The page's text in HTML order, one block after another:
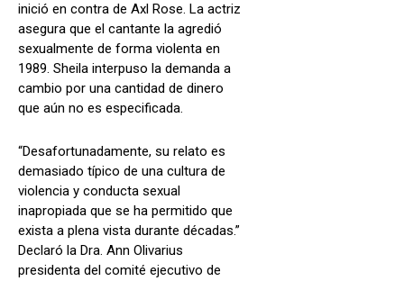
inició en contra de Axl Rose. La actriz
asegura que el cantante la agredió
sexualmente de forma violenta en
1989. Sheila interpuso la demanda a
cambio por una cantidad de dinero
que aún no es especificada.
“Desafortunadamente, su relato es
demasiado típico de una cultura de
violencia y conducta sexual
inapropiada que se ha permitido que
exista a plena vista durante décadas.”
Declaró la Dra. Ann Olivarius
presidenta del comité ejecutivo de